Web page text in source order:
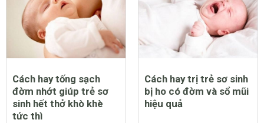
Cách hay tống sạch
đờm nhớt giúp trẻ sơ
sinh hết thở khò khè
tức thì
Cách hay trị trẻ sơ sinh
bị ho có đờm và sổ mũi
hiệu quả